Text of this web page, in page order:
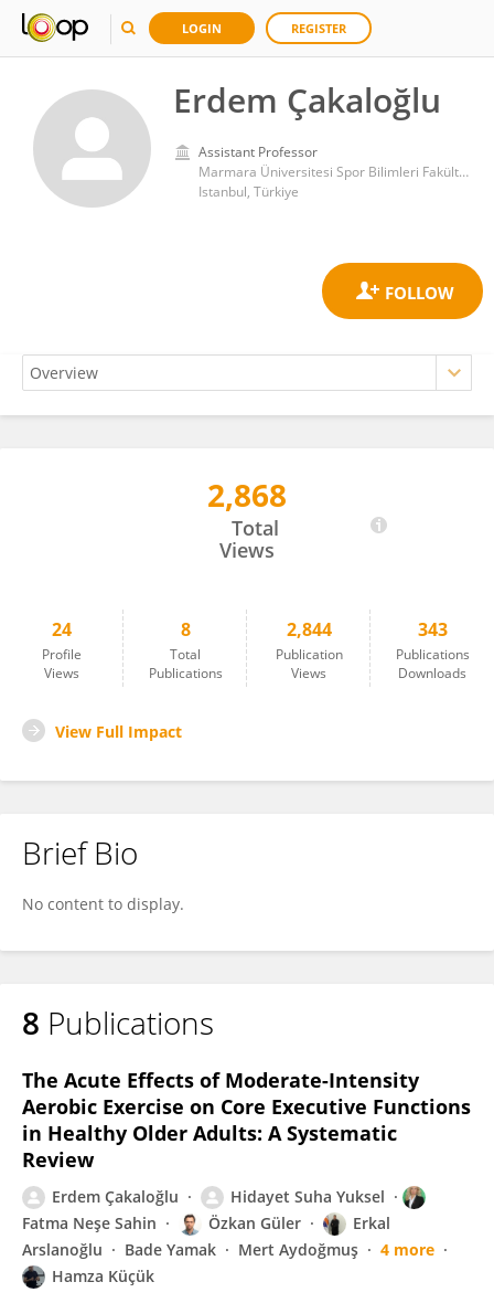
LOGIN REGISTER
Erdem Çakaloğlu
Assistant Professor
Marmara Üniversitesi Spor Bilimleri Fakültesi
Istanbul, Türkiye
2,868
Total
Views
24
Profile
Views
8
Total
Publications
2,844
Publication
Views
343
Publications
Downloads
View Full Impact
Brief Bio
No content to display.
8 Publications
The Acute Effects of Moderate-Intensity
Aerobic Exercise on Core Executive Functions
in Healthy Older Adults: A Systematic
Review
Erdem Çakaloğlu
Hidayet Suha Yuksel
Fatma Neşe Sahin
Özkan Güler
Erkal
Arslanoğlu
Bade Yamak Mert Aydoğmuş
4 more
Hamza Küçük